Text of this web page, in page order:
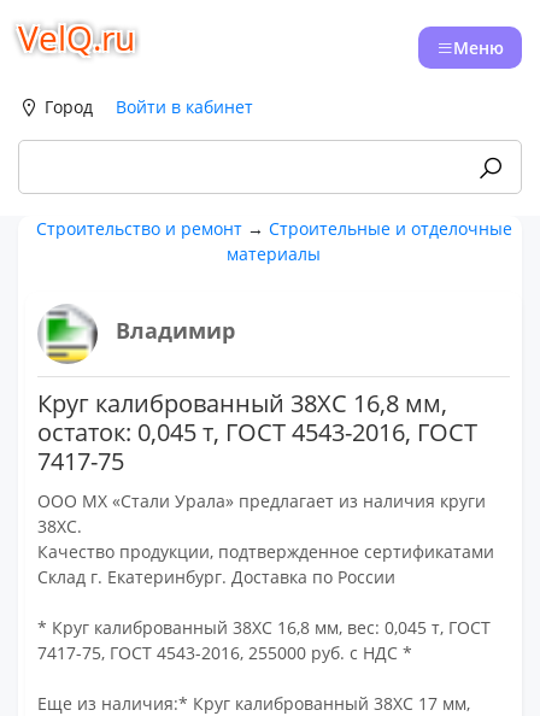
VelQ.ru Меню
Город Войти в кабинет
Строительство и ремонт→ Строительные и отделочные
материалы
Владимир
Круг калиброванный 38ХС 16,8 мм,
остаток: 0,045 т, ГОСТ 4543-2016, ГОСТ
7417-75
ООО МХ «Стали Урала» предлагает из наличия круги
38ХС.
Качество продукции, подтвержденное сертификатами
Склад г. Екатеринбург. Доставка по России
* Круг калиброванный 38ХС 16,8 мм, вес: 0,045 т, ГОСТ
7417-75, ГОСТ 4543-2016, 255000 руб. с НДС *
Еще из наличия:* Круг калиброванный 38ХС 17 мм,